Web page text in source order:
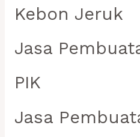
Kebon Jeruk
Jasa
PIK
Jasa